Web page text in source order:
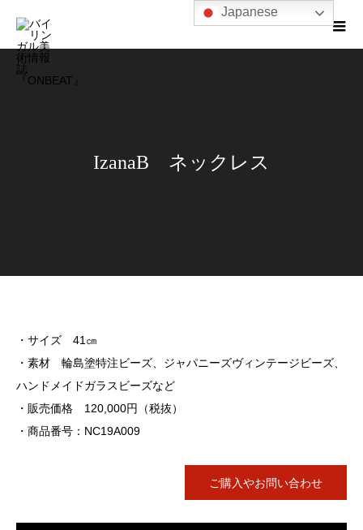
IzanaB ネックレス
・サイズ 41 ㎝
・素材 輪島塗特注ビーズ、ジャパニーズヴィンテージビーズ、
ハンドメイドガラスビーズなど
・販売価格 120,000円（税抜）
・商品番号：NC19A009
ご購入やお問い合わせ
Japanese